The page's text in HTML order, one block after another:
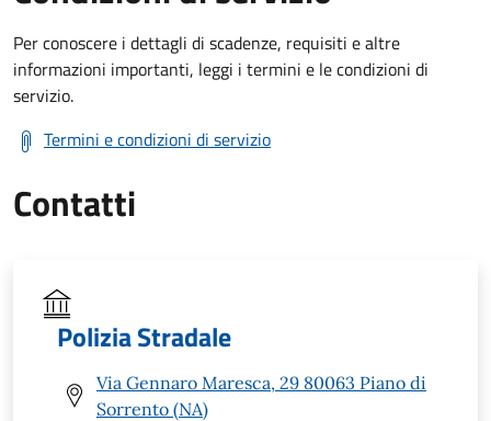
Per conoscere i dettagli di scadenze, requisiti e altre
informazioni importanti, leggi i termini e le condizioni di
servizio.
Termini e condizioni di servizio
Contatti
Polizia Stradale
Via Gennaro Maresca, 29 80063 Piano di
Sorrento (NA)